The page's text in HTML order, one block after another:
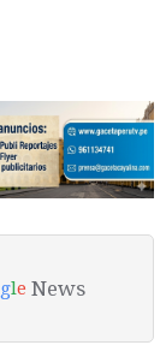
gle News